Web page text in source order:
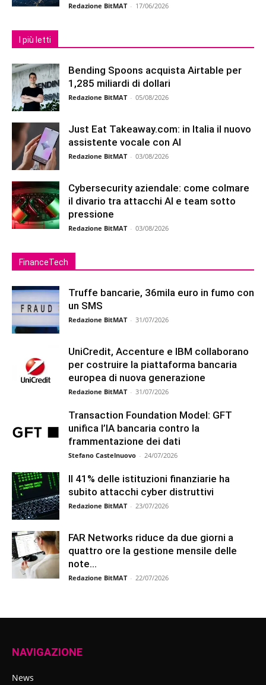
Redazione BitMAT - 17/06/2026
I più letti
Bending Spoons acquista Airtable per
1,285 miliardi di dollari
Redazione BitMAT - 05/08/2026
Just Eat Takeaway.com: in Italia il nuovo
assistente vocale con AI
Redazione BitMAT - 03/08/2026
Cybersecurity aziendale: come colmare
il divario tra attacchi AI e team sotto
pressione
Redazione BitMAT - 03/08/2026
FinanceTech
Truffe bancarie, 36mila euro in fumo con
un SMS
Redazione BitMAT - 31/07/2026
UniCredit, Accenture e IBM collaborano
per costruire la piattaforma bancaria
europea di nuova generazione
Redazione BitMAT - 31/07/2026
Transaction Foundation Model: GFT
unifica l’IA bancaria contro la
frammentazione dei dati
Stefano Castelnuovo - 24/07/2026
Il 41% delle istituzioni finanziarie ha
subito attacchi cyber distruttivi
Redazione BitMAT - 23/07/2026
FAR Networks riduce da due giorni a
quattro ore la gestione mensile delle
note...
Redazione BitMAT - 22/07/2026
NAVIGAZIONE
News